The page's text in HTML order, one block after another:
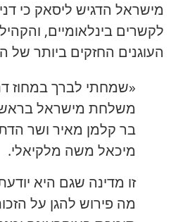
מישראל הדגיש ליסאק כי
לקשרים בינלאומיים,
העוגנים החזקים ביותר של
«שמחתי לברך במחוז
משלחת מישראל
בר קלמן מאיר ושר
מיכאל משה מלקיאלי.
זו מדינה שגם היא
מה פירוש להגן על